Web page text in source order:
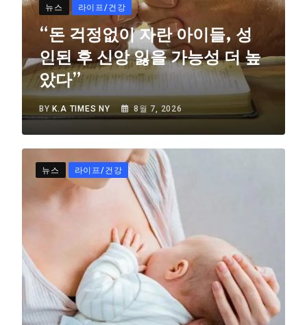
뉴스 라이프/건강
“돈 걱정없이 자란 아이들, 성
인된 후 신앙 잃을 가능성 더 높
았다”
BY K.A TIMES NY 8월 7, 2026
뉴스 라이프/건강